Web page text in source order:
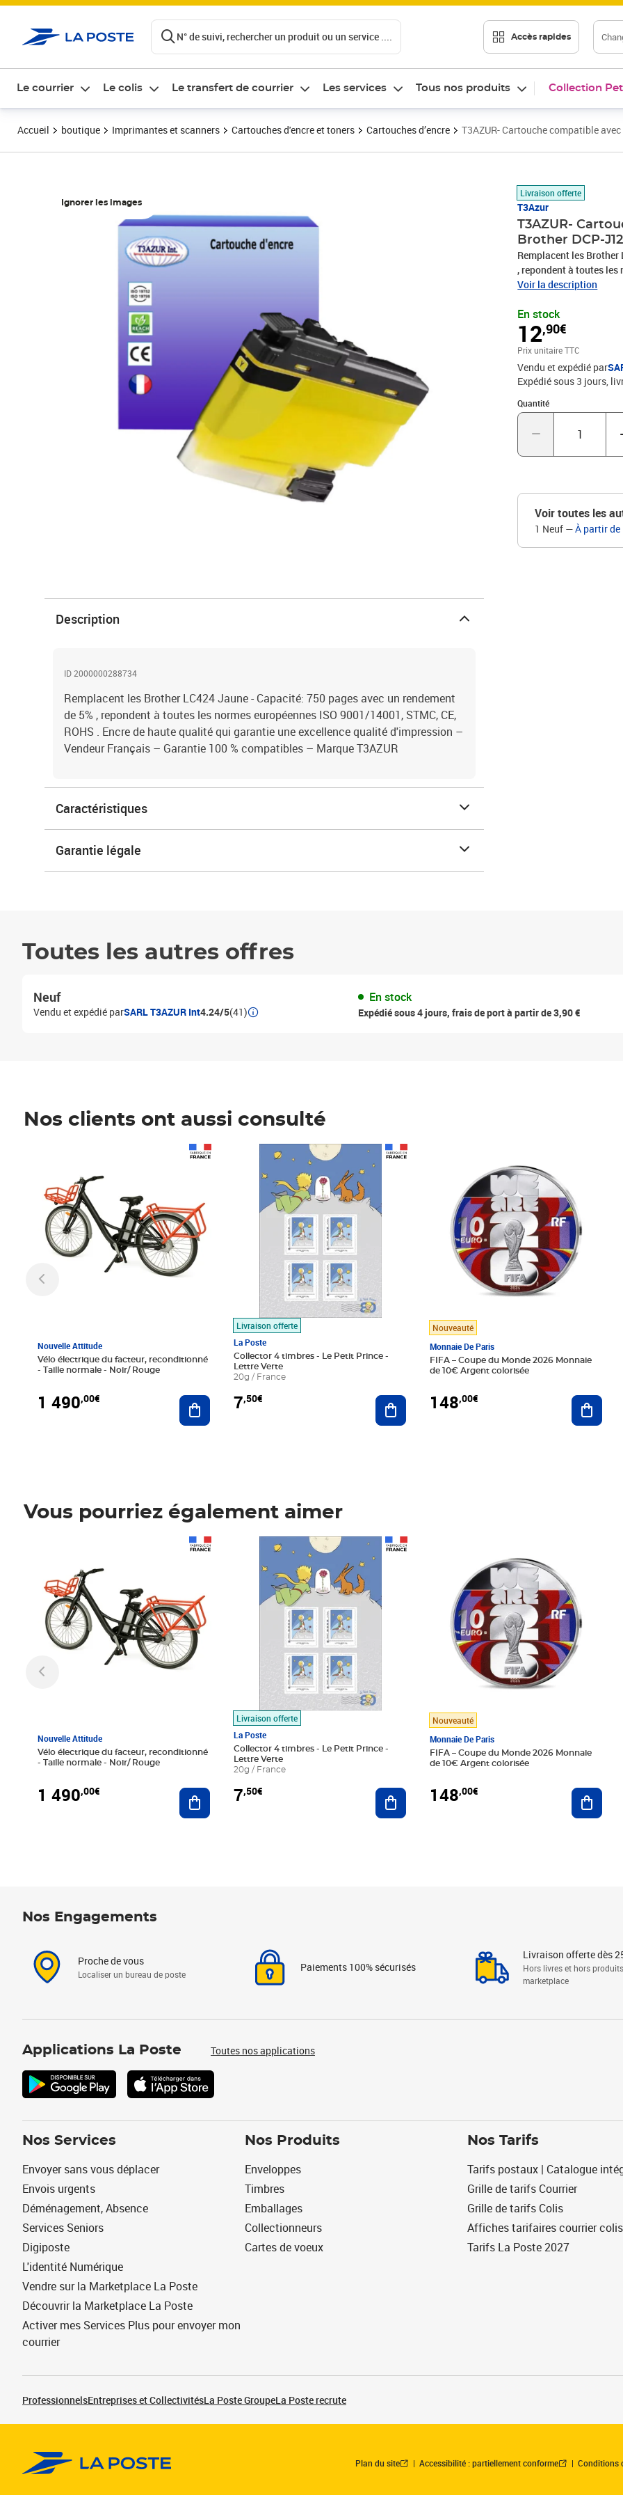
N° de suivi, rechercher un produit ou un service .... Accès rapides
Le courrier Le colis Le transfert de courrier Les services Tous nos produits Collection
Accueil boutique Imprimantes et scanners Cartouches d'encre et toners Cartouches d’encre T3AZUR- Cartouche compatible
Ignorer les images
Livraison offerte
T3Azur
T3AZUR-
Brother DCP-
Remplacent les Brother
, repondent à toutes les
Encre de haute qualité
Voir la description
En stock
12,90€
Prix 12,90€
Prix unitaire TTC
Vendu et expédié par
Expédié sous 3 jours
Quantité
Quantité : 1
Voir toutes les
1 Neuf —À partir de
Description
ID 2000000288734
Remplacent les Brother LC424 Jaune - Capacité: 750 pages avec un rendement
de 5% , repondent à toutes les normes européennes ISO 9001/14001, STMC, CE,
ROHS . Encre de haute qualité qui garantie une excellence qualité d'impression –
Vendeur Français – Garantie 100 % compatibles – Marque T3AZUR
Caractéristiques
Garantie légale
Toutes les autres offres
Neuf
Vendu et expédié parSARL T3AZUR Int4.24/5(41)
En stock
Expédié sous 4 jours, frais de port à partir de 3,90 €
Nos clients ont aussi consulté
Nouvelle Attitude
Vélo électrique du facteur, reconditionné
- Taille normale - Noir/ Rouge
1 490,00€ Ajouter au panier
Livraison offerte
La Poste
Collector 4 timbres - Le Petit Prince -
Lettre Verte
20g / France
7,50€
Prix 7,50€
Ajouter au panier
Nouveauté
Monnaie De Paris
FIFA – Coupe du Monde 2026 Monnaie
de 10€ Argent colorisée
148,00€
Vous pourriez également aimer
Nouvelle Attitude
Vélo électrique du facteur, reconditionné
- Taille normale - Noir/ Rouge
1 490,00€ Ajouter au panier
Livraison offerte
La Poste
Collector 4 timbres - Le Petit Prince -
Lettre Verte
20g / France
7,50€
Prix 7,50€
Ajouter au panier
Nouveauté
Monnaie De Paris
FIFA – Coupe du Monde 2026 Monnaie
de 10€ Argent colorisée
148,00€
Nos Engagements
Proche de vous
Localiser un bureau de poste
Paiements 100% sécurisés
Livraison offerte dès
Hors livres et hors produits
marketplace
Applications La Poste Toutes nos applications
Nos Services
Envoyer sans vous déplacer
Envois urgents
Déménagement, Absence
Services Seniors
Digiposte
L'identité Numérique
Vendre sur la Marketplace La Poste
Découvrir la Marketplace La Poste
Activer mes Services Plus pour envoyer mon
courrier
Nos Produits
Enveloppes
Timbres
Emballages
Collectionneurs
Cartes de voeux
Nos Tarifs
Tarifs postaux | Catalogue
Grille de tarifs Courrier
Grille de tarifs Colis
Affiches tarifaires courrier colis
Tarifs La Poste 2027
ProfessionnelsEntreprises et CollectivitésLa Poste GroupeLa Poste recrute
Plan du site Accessibilité : partiellement conforme Conditions